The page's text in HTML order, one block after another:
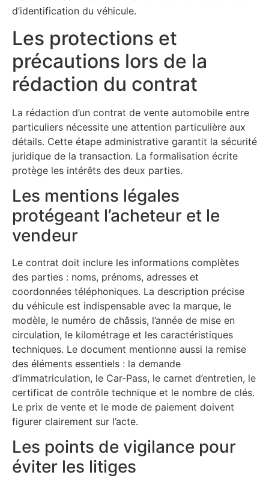
d’identification du véhicule.
Les protections et
précautions lors de la
rédaction du contrat
La rédaction d’un contrat de vente automobile entre
particuliers nécessite une attention particulière aux
détails. Cette étape administrative garantit la sécurité
juridique de la transaction. La formalisation écrite
protège les intérêts des deux parties.
Les mentions légales
protégeant l’acheteur et le
vendeur
Le contrat doit inclure les informations complètes
des parties : noms, prénoms, adresses et
coordonnées téléphoniques. La description précise
du véhicule est indispensable avec la marque, le
modèle, le numéro de châssis, l’année de mise en
circulation, le kilométrage et les caractéristiques
techniques. Le document mentionne aussi la remise
des éléments essentiels : la demande
d’immatriculation, le Car-Pass, le carnet d’entretien, le
certificat de contrôle technique et le nombre de clés.
Le prix de vente et le mode de paiement doivent
figurer clairement sur l’acte.
Les points de vigilance pour
éviter les litiges